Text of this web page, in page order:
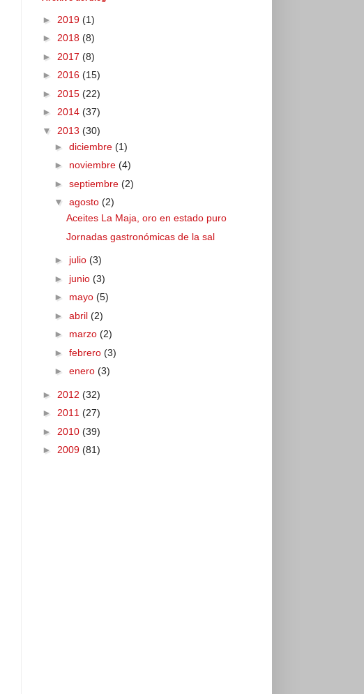
► 2019 (1)
► 2018 (8)
► 2017 (8)
► 2016 (15)
► 2015 (22)
► 2014 (37)
▼ 2013 (30)
► diciembre (1)
► noviembre (4)
► septiembre (2)
▼ agosto (2)
Aceites La Maja, oro en estado puro
Jornadas gastronómicas de la sal
► julio (3)
► junio (3)
► mayo (5)
► abril (2)
► marzo (2)
► febrero (3)
► enero (3)
► 2012 (32)
► 2011 (27)
► 2010 (39)
► 2009 (81)